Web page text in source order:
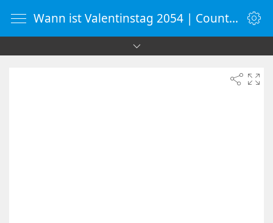
Wann ist Valentinstag 2054 | Countdown-Timer | WebUhr.de